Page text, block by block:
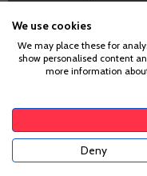
- +
¿Eres
Para acceder a
tu país de
aplicable.
We use cookies
We may place these for
show personalised content
more information
Deny